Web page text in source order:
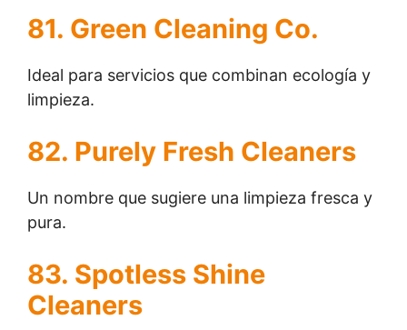
81. Green Cleaning Co.
Ideal para servicios que combinan ecología y
limpieza.
82. Purely Fresh Cleaners
Un nombre que sugiere una limpieza fresca y
pura.
83. Spotless Shine
Cleaners